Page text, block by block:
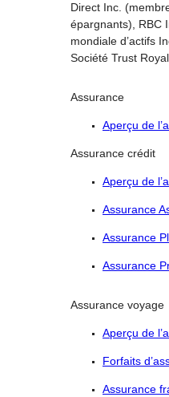
Direct Inc.
épargnants), RBC
mondiale d’actifs
Société Trust
Assurance
Aperçu de
Assurance crédit
Aperçu de
Assurance
Assurance
Assurance
Assurance voyage
Aperçu de
Forfaits
Assurance